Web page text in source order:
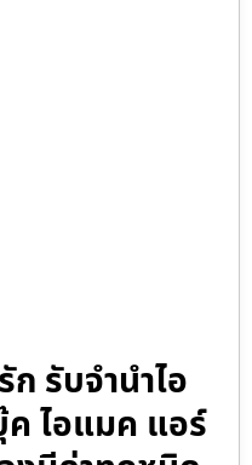
รับจำนำไอ
ไอแมค แอร์